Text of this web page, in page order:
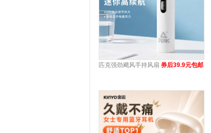
匹克强劲飓风手持风扇 券后39.9元包邮